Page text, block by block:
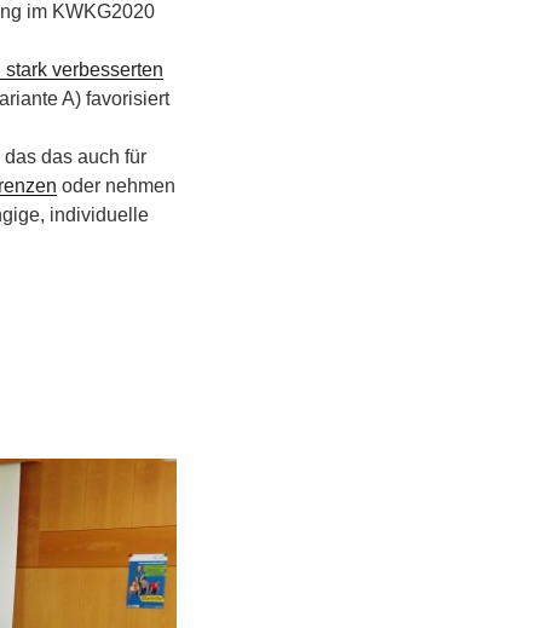
im KWKG2020
stark verbesserten
A) favorisiert
das auch für
oder nehmen
individuelle